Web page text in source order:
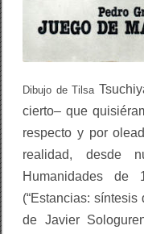
Dibujo de Tilsa
cierto– que
respecto y por
realidad, desde
Humanidades
(“Estancias:
de Javier